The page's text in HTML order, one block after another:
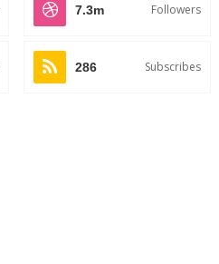
7.3m Followers
286 Subscribes